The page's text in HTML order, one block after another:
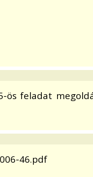
ös feladat
46.pdf